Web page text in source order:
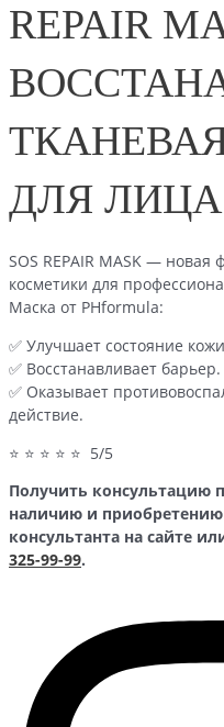
REPAIR
ДЛЯ ЛИЦА
SOS REPAIR MASK — новая
косметики для
Маска от PHformula:
✅ Улучшает состояние
✅ Восстанавливает барьер.
✅ Оказывает
действие.
⭐ ⭐ ⭐ ⭐ ⭐ 5/5
Получить консультацию
наличию и
консультанта на сайте
325-99-99.